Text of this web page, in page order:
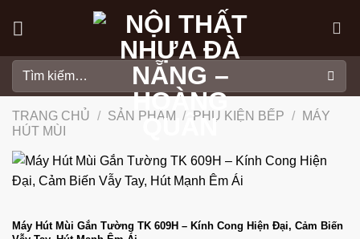
kiếm:
TRANG CHỦ / SẢN PHẨM / PHỤ KIỆN BẾP /
MÁY
HÚT MÙI
Máy Hút Mùi Gắn Tường TK 609H – Kính Cong Hiện Đại, Cảm Biến